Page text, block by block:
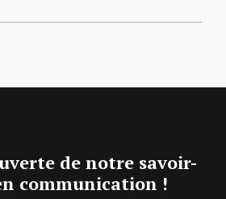
de notre savoir-
communication !